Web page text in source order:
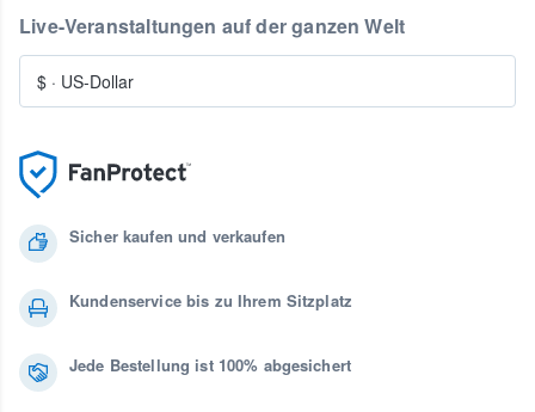
Sicher kaufen und verkaufen
Kundenservice bis zu Ihrem Sitzplatz
Jede Bestellung ist 100% abgesichert
Live-Veranstaltungen auf der ganzen Welt
$ · US-Dollar